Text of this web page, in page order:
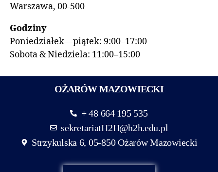
Warszawa, 00-500
Godziny
Poniedziałek—piątek: 9:00–17:00
Sobota & Niedziela: 11:00–15:00
OŻARÓW MAZOWIECKI
+ 48 664 195 535
sekretariatH2H@h2h.edu.pl
Strzykulska 6, 05-850 Ożarów Mazowiecki